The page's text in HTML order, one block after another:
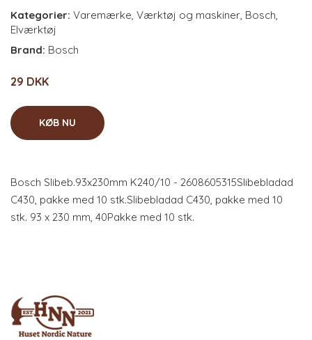
Kategorier: Varemærke, Værktøj og maskiner, Bosch,
Elværktøj
Brand: Bosch
29 DKK
KØB NU
Bosch Slibeb.93x230mm K240/10 - 2608605315Slibebladad
C430, pakke med 10 stk.Slibebladad C430, pakke med 10
stk. 93 x 230 mm, 40Pakke med 10 stk.